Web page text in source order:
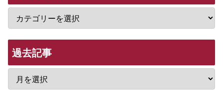
過去記事